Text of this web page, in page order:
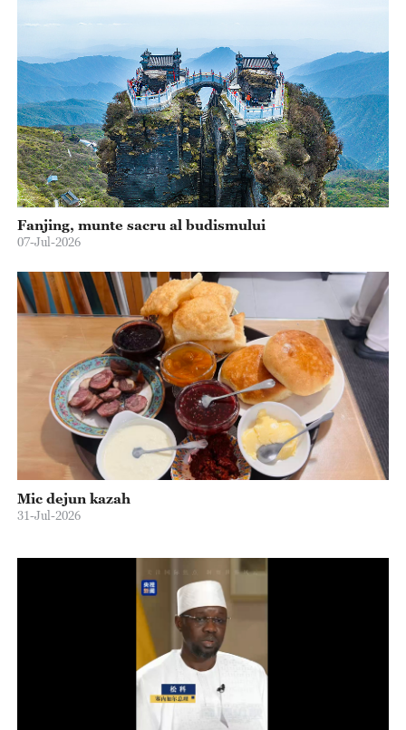
Fanjing, munte sacru al budismului
07-Jul-2026
Mic dejun kazah
31-Jul-2026